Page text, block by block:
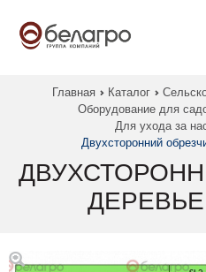
Главная Каталог
Оборудование для
Для ухода за
Двухсторонний